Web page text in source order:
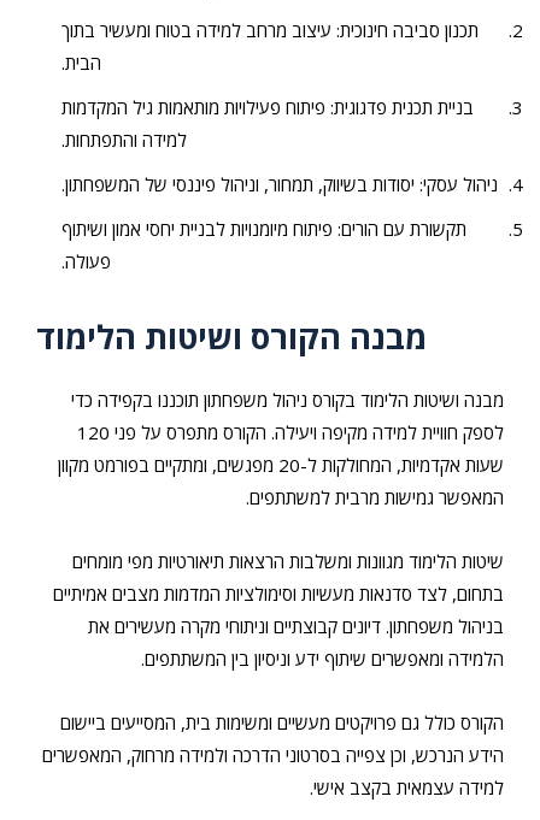
תכנון סביבה חינוכית: עיצוב מרחב למידה בטוח ומעשיר בתוך
הבית.
בניית תכנית פדגוגית: פיתוח פעילויות מותאמות גיל המקדמות
למידה והתפתחות.
ניהול עסקי: יסודות בשיווק, תמחור, וניהול פיננסי של המשפחתון.
תקשורת עם הורים: פיתוח מיומנויות לבניית יחסי אמון ושיתוף
פעולה.
מבנה הקורס ושיטות הלימוד
מבנה ושיטות הלימוד בקורס ניהול משפחתון תוכננו בקפידה כדי
לספק חוויית למידה מקיפה ויעילה. הקורס מתפרס על פני 120
שעות אקדמיות, המחולקות ל-20 מפגשים, ומתקיים בפורמט מקוון
המאפשר גמישות מרבית למשתתפים.
שיטות הלימוד מגוונות ומשלבות הרצאות תיאורטיות מפי מומחים
בתחום, לצד סדנאות מעשיות וסימולציות המדמות מצבים אמיתיים
בניהול משפחתון. דיונים קבוצתיים וניתוחי מקרה מעשירים את
הלמידה ומאפשרים שיתוף ידע וניסיון בין המשתתפים.
הקורס כולל גם פרויקטים מעשיים ומשימות בית, המסייעים ביישום
הידע הנרכש, וכן צפייה בסרטוני הדרכה ולמידה מרחוק, המאפשרים
למידה עצמאית בקצב אישי.